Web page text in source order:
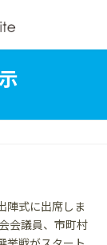
陣式に出席しま
会議員、市町村